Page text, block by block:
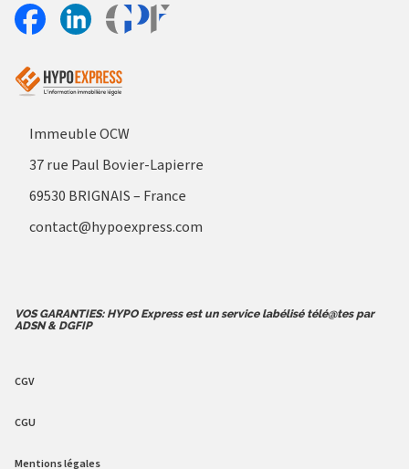
Immeuble OCW
37 rue Paul Bovier-Lapierre
69530 BRIGNAIS – France
contact@hypoexpress.com
VOS GARANTIES: HYPO Express est un service labélisé télé@tes par
ADSN & DGFIP
CGV
CGU
Mentions légales